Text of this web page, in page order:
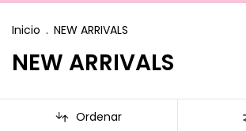
Inicio . NEW ARRIVALS
NEW ARRIVALS
Ordenar